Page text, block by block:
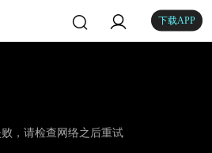
下载APP
，请检查网络之后重试